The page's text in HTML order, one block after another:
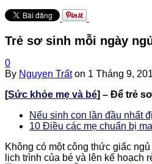
Trẻ sơ sinh mỗi ngày
0
By Nguyen Trất on 1 Tháng 9,
[Sức khỏe mẹ và bé] – Để trẻ
Nếu sinh con lần đầu nhất
10 Điều các mẹ chuẩn bị
Không có một công thức giấc
lịch trình của bé và lên kế hoạch